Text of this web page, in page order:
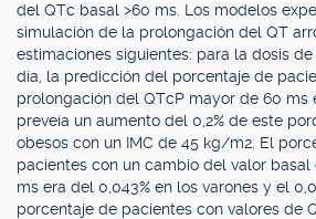
del QTc basal >60 ms. Los modelos
simulación de la prolongación del QT
estimaciones siguientes: para la dosis
día, la predicción del porcentaje de
prolongación del QTcP mayor de 60 ms
preveía un aumento del 0,2% de este
obesos con un IMC de 45 kg/m2. El
pacientes con un cambio del valor
ms era del 0,043% en los varones y el
porcentaje de pacientes con valores de